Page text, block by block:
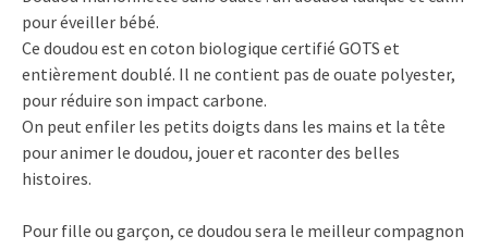
pour éveiller bébé.
Ce doudou est en coton biologique certifié GOTS et
entièrement doublé. Il ne contient pas de ouate polyester,
pour réduire son impact carbone.
On peut enfiler les petits doigts dans les mains et la tête
pour animer le doudou, jouer et raconter des belles
histoires.
Pour fille ou garçon, ce doudou sera le meilleur compagnon